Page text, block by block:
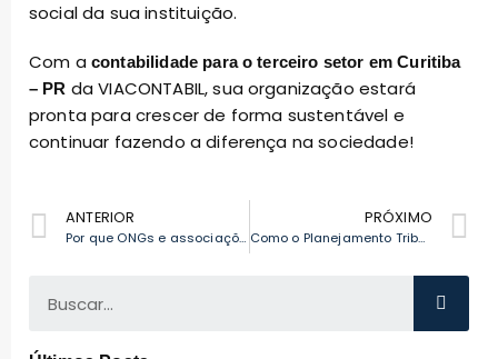
social da sua instituição.
Com a contabilidade para o terceiro setor em Curitiba
– PR da VIACONTABIL, sua organização estará
pronta para crescer de forma sustentável e
continuar fazendo a diferença na sociedade!
ANTERIOR
Por que ONGs e associações precisam de contabilidade?
PRÓXIMO
Como o Planejamento Tributário Pode Ajudar Pequenas Empresas em Curitiba